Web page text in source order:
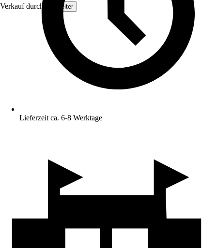
Verkauf durch: Topleiter
Lieferzeit ca. 6-8 Werktage